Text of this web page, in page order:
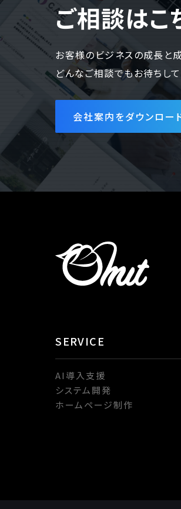
ご相談はこ
お客様のビジネスの成長と
どんなご相談でもお待ちし
会社案内をダウンロー
SERVICE
AI導入支援
システム開発
ホームページ制作